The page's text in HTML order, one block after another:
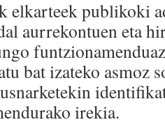
elkarteek publikoki
aurrekontuen eta
bat izateko asmoz
irekia.